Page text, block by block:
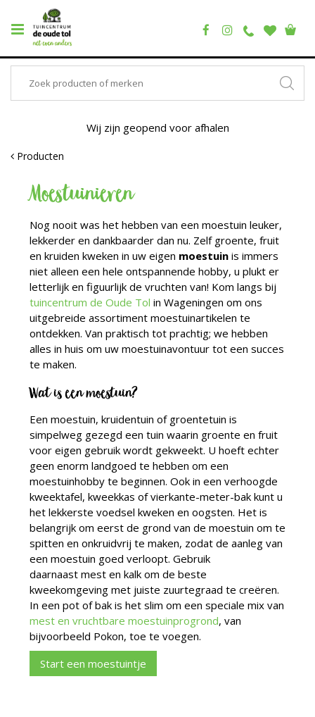
Wij zijn geopend voor afhalen
Producten
Moestuinieren
Nog nooit was het hebben van een moestuin leuker,
lekkerder en dankbaarder dan nu. Zelf groente, fruit
en kruiden kweken in uw eigen moestuin is immers
niet alleen een hele ontspannende hobby, u plukt er
letterlijk en figuurlijk de vruchten van! Kom langs bij
tuincentrum de Oude Tol in Wageningen om ons
uitgebreide assortiment moestuinartikelen te
ontdekken. Van praktisch tot prachtig; we hebben
alles in huis om uw moestuinavontuur tot een succes
te maken.
Wat is een moestuin?
Een moestuin, kruidentuin of groentetuin is
simpelweg gezegd een tuin waarin groente en fruit
voor eigen gebruik wordt gekweekt. U hoeft echter
geen enorm landgoed te hebben om een
moestuinhobby te beginnen. Ook in een verhoogde
kweektafel, kweekkas of vierkante-meter-bak kunt u
het lekkerste voedsel kweken en oogsten. Het is
belangrijk om eerst de grond van de moestuin om te
spitten en onkruidvrij te maken, zodat de aanleg van
een moestuin goed verloopt. Gebruik
daarnaast mest en kalk om de beste
kweekomgeving met juiste zuurtegraad te creëren.
In een pot of bak is het slim om een speciale mix van
mest en vruchtbare moestuinprogrond, van
bijvoorbeeld Pokon, toe te voegen.
Start een moestuintje